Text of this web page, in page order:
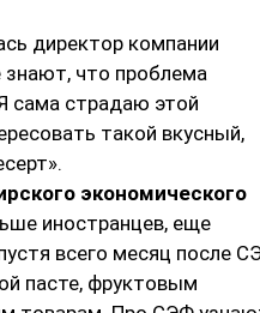
директор компании
знают, что проблема
сама страдаю этой
такой вкусный,
экономического
иностранцев, еще
всего месяц после
пасте, фруктовым